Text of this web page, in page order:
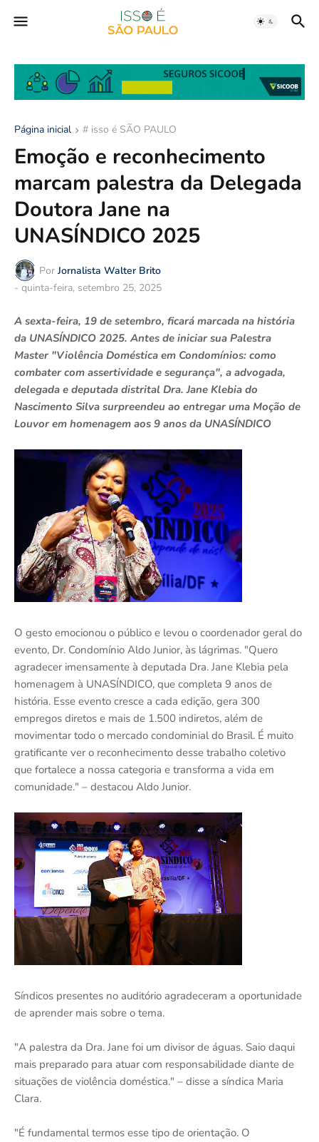
Página inicial # isso é SÃO PAULO
Emoção e reconhecimento
marcam palestra da Delegada
Doutora Jane na
UNASÍNDICO 2025
Por Jornalista Walter Brito
- quinta-feira, setembro 25, 2025
A sexta-feira, 19 de setembro, ficará marcada na história
da UNASÍNDICO 2025. Antes de iniciar sua Palestra
Master "Violência Doméstica em Condomínios: como
combater com assertividade e segurança", a advogada,
delegada e deputada distrital Dra. Jane Klebia do
Nascimento Silva surpreendeu ao entregar uma Moção de
Louvor em homenagem aos 9 anos da UNASÍNDICO
O gesto emocionou o público e levou o coordenador geral do
evento, Dr. Condomínio Aldo Junior, às lágrimas. "Quero
agradecer imensamente à deputada Dra. Jane Klebia pela
homenagem à UNASÍNDICO, que completa 9 anos de
história. Esse evento cresce a cada edição, gera 300
empregos diretos e mais de 1.500 indiretos, além de
movimentar todo o mercado condominial do Brasil. É muito
gratificante ver o reconhecimento desse trabalho coletivo
que fortalece a nossa categoria e transforma a vida em
comunidade." – destacou Aldo Junior.
Síndicos presentes no auditório agradeceram a oportunidade
de aprender mais sobre o tema.
"A palestra da Dra. Jane foi um divisor de águas. Saio daqui
mais preparado para atuar com responsabilidade diante de
situações de violência doméstica." – disse a síndica Maria
Clara.
"É fundamental termos esse tipo de orientação. O